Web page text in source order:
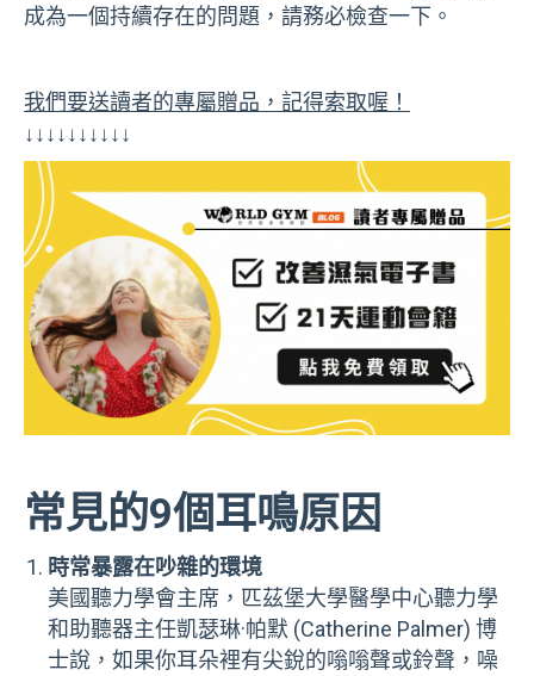
成為一個持續存在的問題，請務必檢查一下。
我們要送讀者的專屬贈品，記得索取喔！
↓↓↓↓↓↓↓↓↓↓
常見的9個耳鳴原因
時常暴露在吵雜的環境
美國聽力學會主席，匹茲堡大學醫學中心聽力學
和助聽器主任凱瑟琳·帕默 (Catherine Palmer) 博
士說，如果你耳朵裡有尖銳的嗡嗡聲或鈴聲，噪